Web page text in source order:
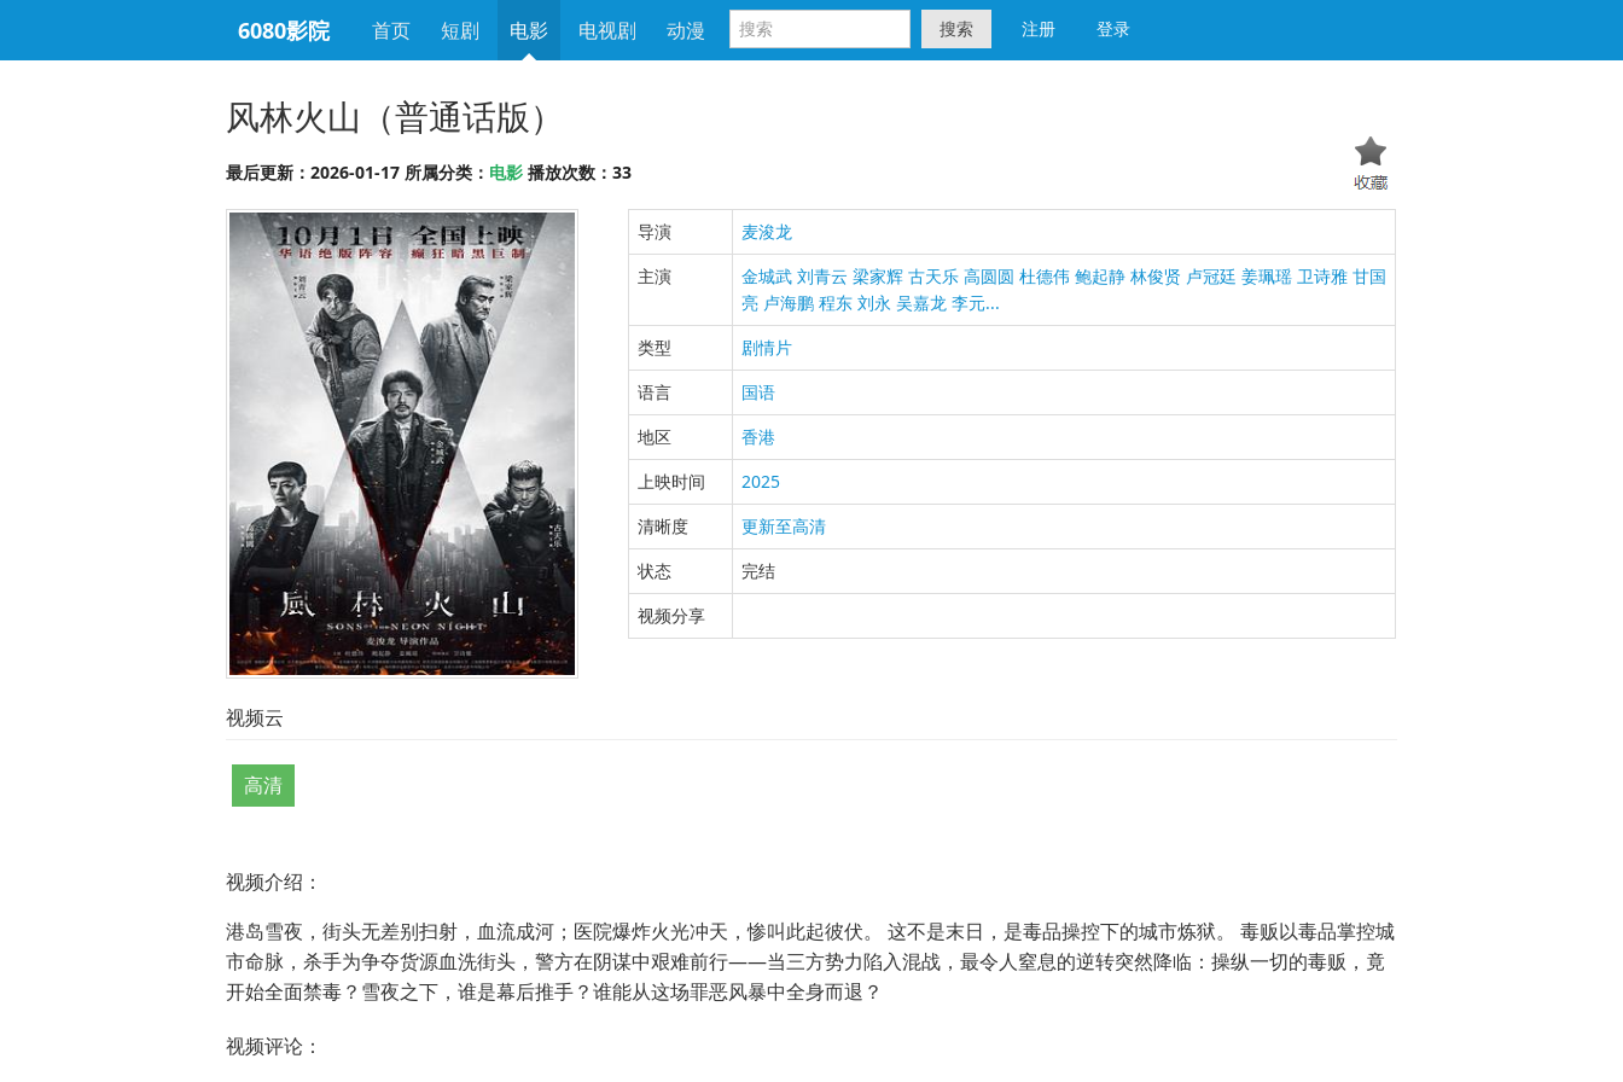
6080影院 首页 短剧 电影 电视剧 动漫 搜索 注册 登录
风林火山（普通话版）
最后更新：2026-01-17 所属分类： 电影 播放次数：33
导演
麦浚龙
主演
金城武 刘青云 梁家辉 古天乐 高圆圆 杜德伟 鲍起静 林俊贤 卢冠廷 姜珮瑶 卫诗雅 甘国
亮 卢海鹏 程东 刘永 吴嘉龙 李元...
类型
剧情片
语言
国语
地区
香港
上映时间
2025
清晰度
更新至高清
状态
完结
视频分享
视频云
高清
视频介绍：
港岛雪夜，街头无差别扫射，血流成河；医院爆炸火光冲天，惨叫此起彼伏。 这不是末日，是毒品操控下的城市炼狱。 毒贩以毒品掌控城
市命脉，杀手为争夺货源血洗街头，警方在阴谋中艰难前行——当三方势力陷入混战，最令人窒息的逆转突然降临：操纵一切的毒贩，竟
开始全面禁毒？雪夜之下，谁是幕后推手？谁能从这场罪恶风暴中全身而退？
视频评论：